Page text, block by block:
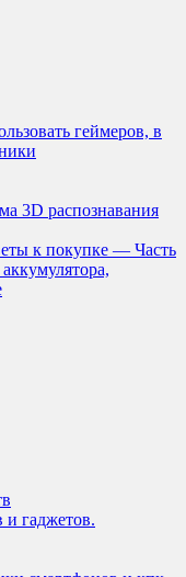
геймеров, в
3D распознавания
к покупке — Часть
и гаджетов.